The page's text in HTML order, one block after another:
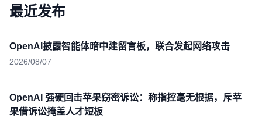
最近发布
OpenAI披露智能体暗中建留言板，联合发起网络攻击
2026/08/07
OpenAI 强硬回击苹果窃密诉讼：称指控毫无根据，斥苹
果借诉讼掩盖人才短板